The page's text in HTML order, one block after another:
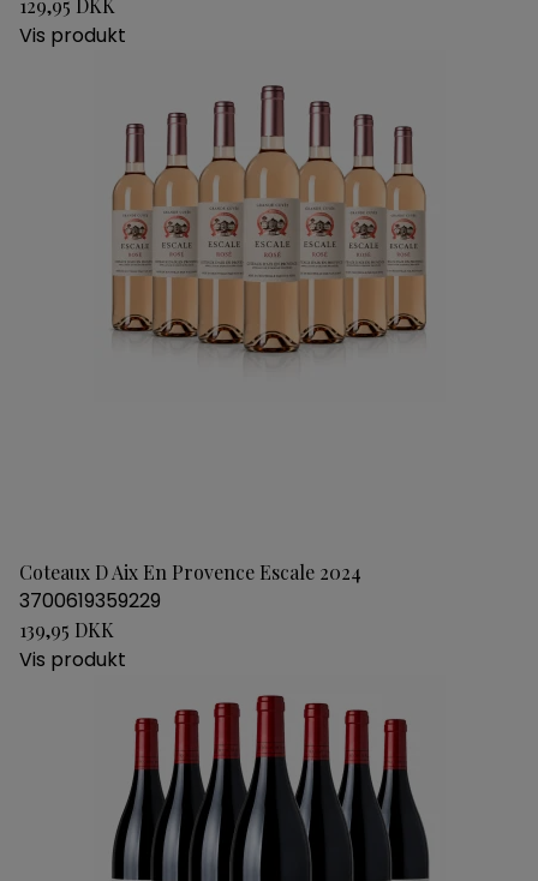
129,95 DKK
Vis produkt
Coteaux D Aix En Provence Escale 2024
3700619359229
139,95 DKK
Vis produkt